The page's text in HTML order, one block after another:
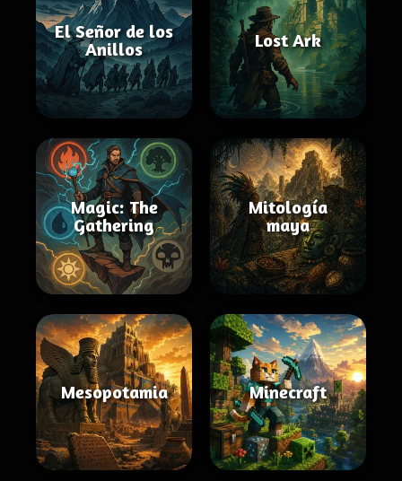
El Señor de los
Anillos
Lost Ark
Magic: The
Gathering
Mitología
maya
Mesopotamia Minecraft